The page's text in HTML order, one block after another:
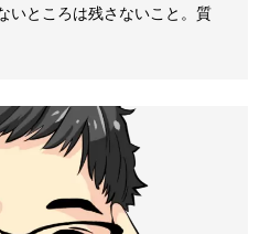
いところは残さないこと。質